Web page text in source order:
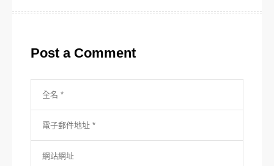
Post a Comment